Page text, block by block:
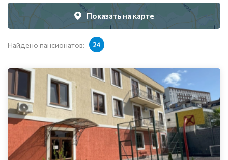
Показать на карте
Найдено пансионатов: 24